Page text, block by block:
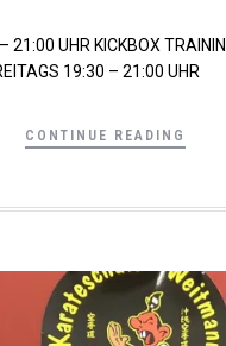
UHR KICKBOX
19:30 – 21:00 UHR
CONTINUE READING